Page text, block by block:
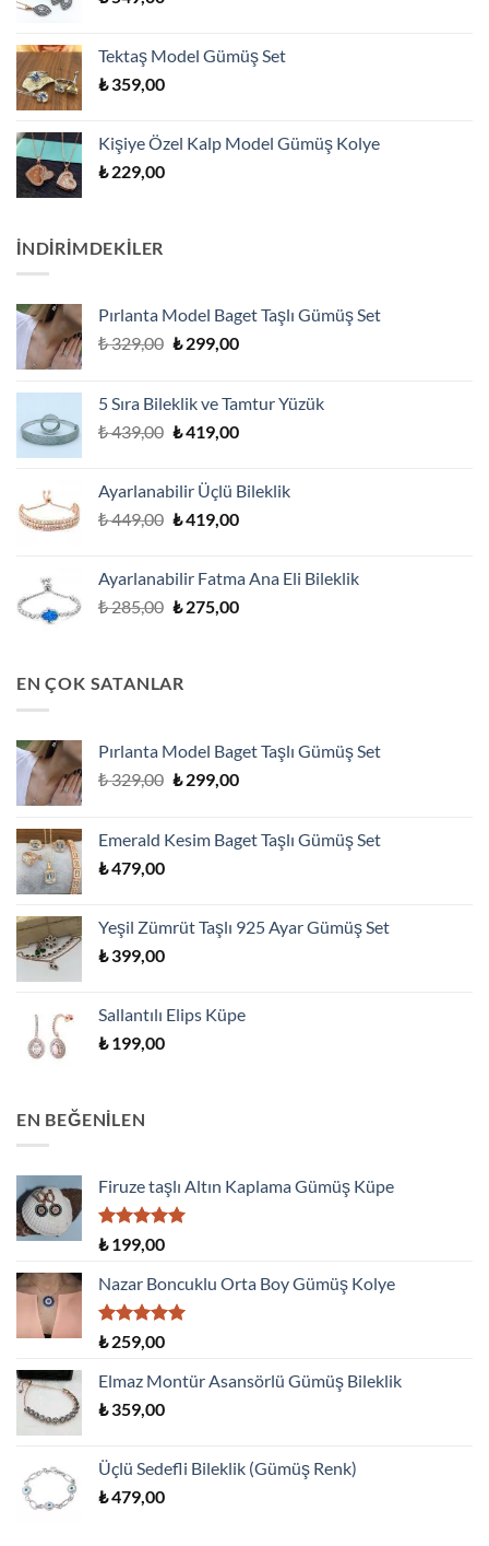
Tektaş Model Gümüş Set
₺359,00
Kişiye Özel Kalp Model Gümüş Kolye
₺229,00
İNDİRİMDEKİLER
Pırlanta Model Baget Taşlı Gümüş Set
₺329,00 Orijinal
₺299,00Şu
₺ 299,00.
5 Sıra Bileklik ve Tamtur Yüzük
₺439,00 Orijinal
₺419,00Şu
₺ 419,00.
Ayarlanabilir Üçlü Bileklik
₺449,00 Orijinal
₺419,00Şu
₺ 419,00.
Ayarlanabilir Fatma Ana Eli Bileklik
₺285,00 Orijinal
₺275,00Şu
EN ÇOK SATANLAR
Pırlanta Model Baget Taşlı Gümüş Set
₺329,00 Orijinal
₺299,00Şu
₺ 299,00.
Emerald Kesim Baget Taşlı Gümüş Set
₺479,00
Yeşil Zümrüt Taşlı 925 Ayar Gümüş Set
₺399,00
Sallantılı Elips Küpe
₺199,00
EN BEĞENILEN
Firuze taşlı Altın Kaplama Gümüş Küpe
5 üzerinden
oy
aldı
₺199,00
Nazar Boncuklu Orta Boy Gümüş Kolye
5 üzerinden
oy
aldı
₺259,00
Elmaz Montür Asansörlü Gümüş Bileklik
₺359,00
Üçlü Sedefli Bileklik (Gümüş Renk)
₺479,00